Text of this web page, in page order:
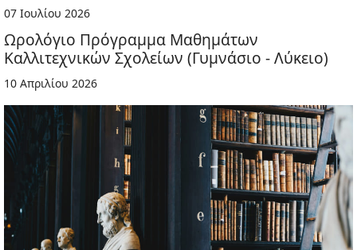
07 Ιουλίου 2026
Ωρολόγιο Πρόγραμμα Μαθημάτων
Καλλιτεχνικών Σχολείων (Γυμνάσιο - Λύκειο)
10 Απριλίου 2026